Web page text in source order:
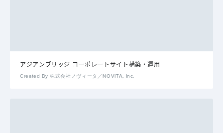
アジアンブリッジ コーポレートサイト構築・運用
Created By 株式会社ノヴィータ／NOVITA, Inc.